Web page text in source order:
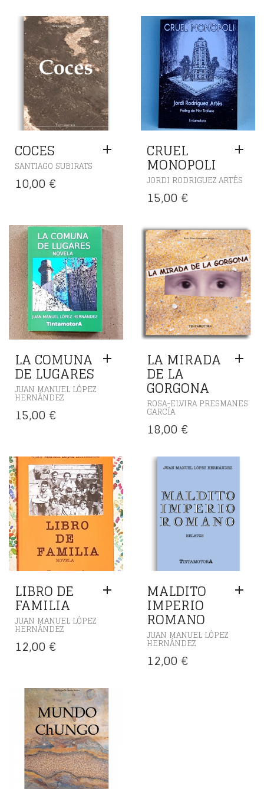
COCES
SANTIAGO SUBIRATS
10,00 €
CRUEL
MONOPOLI
JORDI RODRIGUEZ ARTÉS
15,00 €
LA COMUNA
DE LUGARES
JUAN MANUEL LÓPEZ
HERNÁNDEZ
15,00 €
LA MIRADA
DE LA
GORGONA
ROSA-ELVIRA PRESMANES
GARCÍA
18,00 €
LIBRO DE
FAMILIA
JUAN MANUEL LÓPEZ
HERNÁNDEZ
12,00 €
MALDITO
IMPERIO
ROMANO
JUAN MANUEL LÓPEZ
HERNÁNDEZ
12,00 €